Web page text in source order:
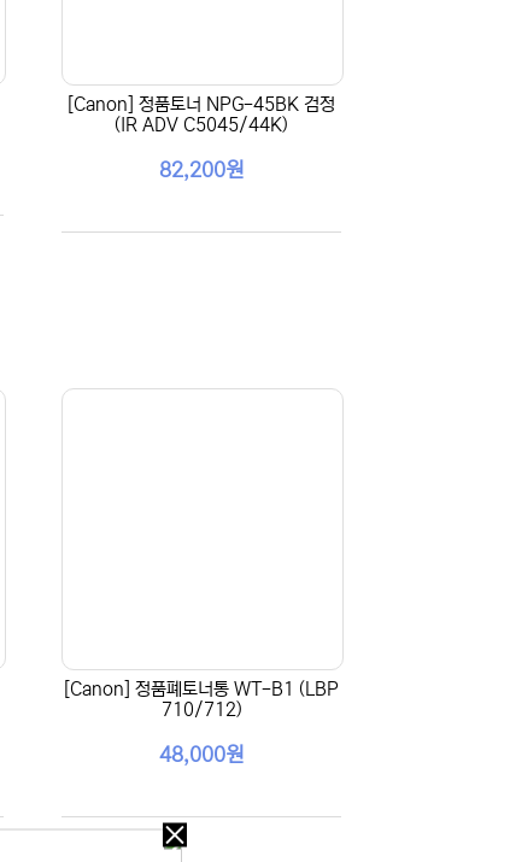
[Canon] 정품토너 NPG-45BK 검정
(IR ADV C5045/44K)
82,200원
[Canon] 정품폐토너통 WT-B1 (LBP
710/712)
48,000원
오늘